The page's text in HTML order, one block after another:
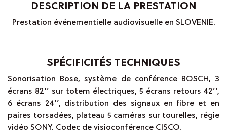
DESCRIPTION DE LA PRESTATION
Prestation événementielle audiovisuelle en SLOVENIE.
SPÉCIFICITÉS TECHNIQUES
Sonorisation Bose, système de conférence BOSCH, 3
écrans 82‘’ sur totem électriques, 5 écrans retours 42’’,
6 écrans 24’’, distribution des signaux en fibre et en
paires torsadées, plateau 5 caméras sur tourelles, régie
vidéo SONY. Codec de visioconférence CISCO.